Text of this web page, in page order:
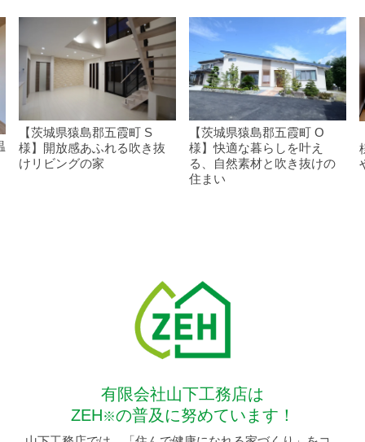
【茨城県猿島郡五霞町 S
様】開放感あふれる吹き抜
けリビングの家
【茨城県猿島郡五霞町 O
様】快適な暮らしを叶え
る、自然素材と吹き抜けの
住まい
有限会社山下工務店は
ZEH※の普及に努めています！